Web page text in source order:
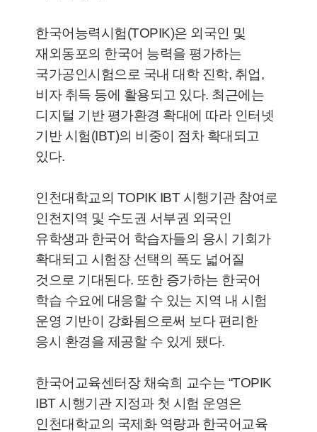
한국어능력시험(TOPIK)은 외국인 및
재외동포의 한국어 능력을 평가하는
국가공인시험으로 국내 대학 진학, 취업,
비자 취득 등에 활용되고 있다. 최근에는
디지털 기반 평가환경 확대에 따라 인터넷
기반 시험(IBT)의 비중이 점차 확대되고
있다.
인천대학교의 TOPIK IBT 시행기관 참여로
인천지역 및 수도권 서부권 외국인
유학생과 한국어 학습자들의 응시 기회가
확대되고 시험장 선택의 폭도 넓어질
것으로 기대된다. 또한 증가하는 한국어
학습 수요에 대응할 수 있는 지역 내 시험
운영 기반이 강화됨으로써 보다 편리한
응시 환경을 제공할 수 있게 됐다.
한국어교육센터장 채숙희 교수는 “TOPIK
IBT 시행기관 지정과 첫 시험 운영은
인천대학교의 국제화 역량과 한국어교육